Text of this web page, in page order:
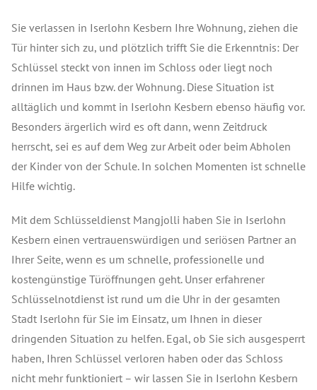
Sie verlassen in Iserlohn Kesbern Ihre Wohnung, ziehen die
Tür hinter sich zu, und plötzlich trifft Sie die Erkenntnis: Der
Schlüssel steckt von innen im Schloss oder liegt noch
drinnen im Haus bzw. der Wohnung. Diese Situation ist
alltäglich und kommt in Iserlohn Kesbern ebenso häufig vor.
Besonders ärgerlich wird es oft dann, wenn Zeitdruck
herrscht, sei es auf dem Weg zur Arbeit oder beim Abholen
der Kinder von der Schule. In solchen Momenten ist schnelle
Hilfe wichtig.
Mit dem Schlüsseldienst Mangjolli haben Sie in Iserlohn
Kesbern einen vertrauenswürdigen und seriösen Partner an
Ihrer Seite, wenn es um schnelle, professionelle und
kostengünstige Türöffnungen geht. Unser erfahrener
Schlüsselnotdienst ist rund um die Uhr in der gesamten
Stadt Iserlohn für Sie im Einsatz, um Ihnen in dieser
dringenden Situation zu helfen. Egal, ob Sie sich ausgesperrt
haben, Ihren Schlüssel verloren haben oder das Schloss
nicht mehr funktioniert – wir lassen Sie in Iserlohn Kesbern